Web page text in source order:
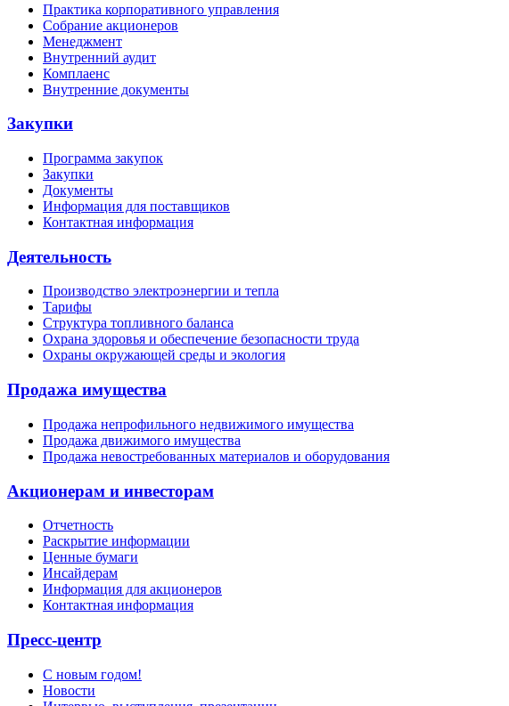
Практика корпоративного управления
Собрание акционеров
Менеджмент
Внутренний аудит
Комплаенс
Внутренние документы
Закупки
Программа закупок
Закупки
Документы
Информация для поставщиков
Контактная информация
Деятельность
Производство электроэнергии и тепла
Тарифы
Структура топливного баланса
Охрана здоровья и обеспечение безопасности труда
Охраны окружающей среды и экология
Продажа имущества
Продажа непрофильного недвижимого имущества
Продажа движимого имущества
Продажа невостребованных материалов и оборудования
Акционерам и инвесторам
Отчетность
Раскрытие информации
Ценные бумаги
Инсайдерам
Информация для акционеров
Контактная информация
Пресс-центр
С новым годом!
Новости